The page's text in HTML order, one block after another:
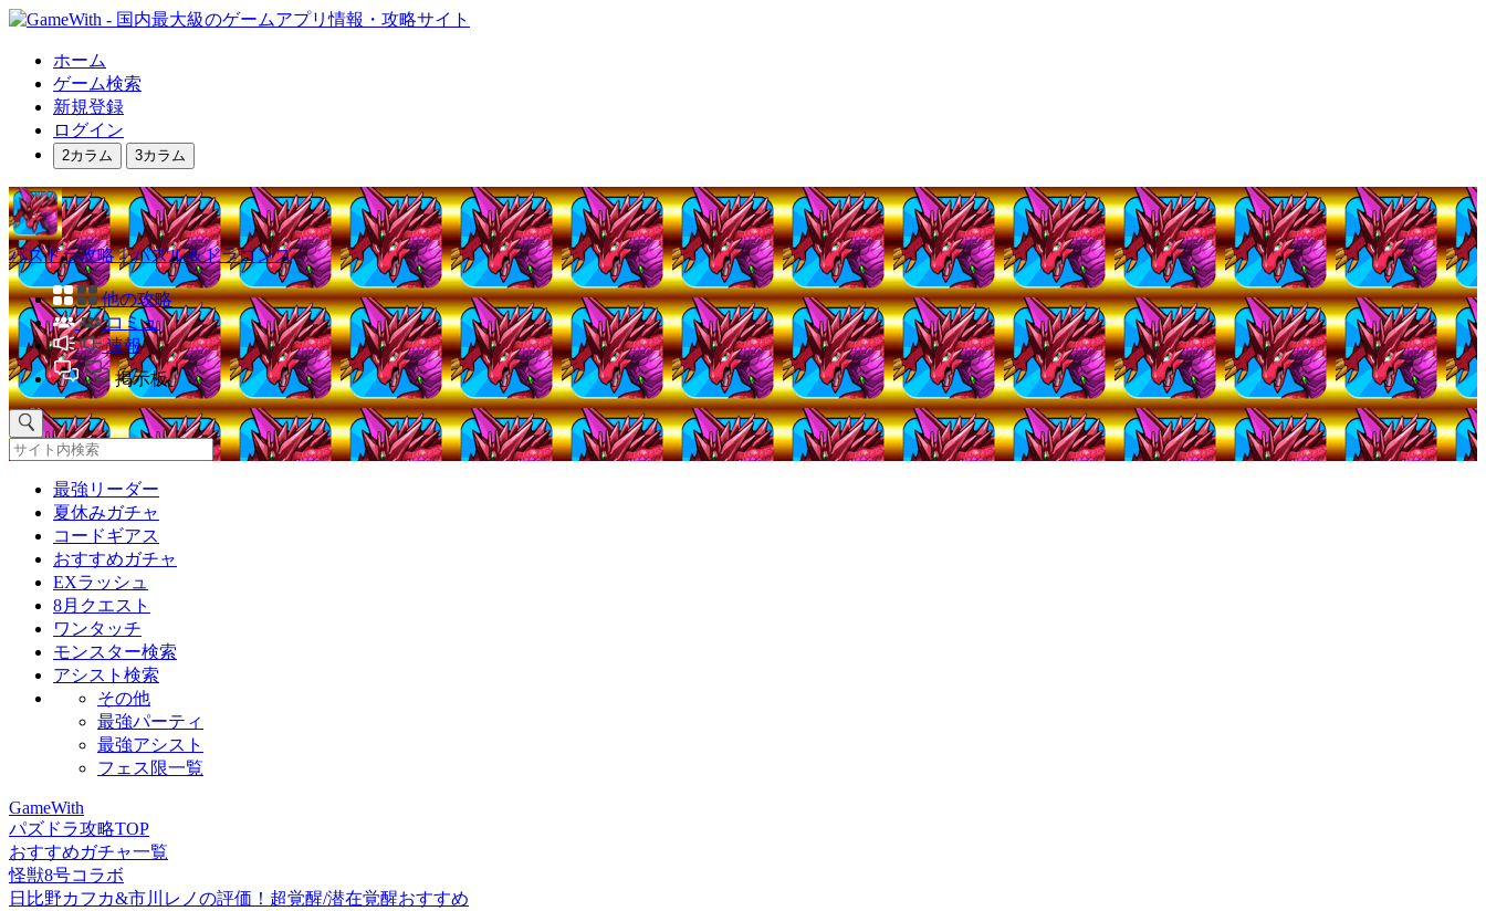
ホーム
ゲーム検索
新規登録
ログイン
2カラム 3カラム
パズドラ攻略｜パズル＆ドラゴンズ
他の攻略
コミュ
速報
掲示板
最強リーダー
夏休みガチャ
コードギアス
おすすめガチャ
EXラッシュ
8月クエスト
ワンタッチ
モンスター検索
アシスト検索
その他
最強パーティ
最強アシスト
フェス限一覧
GameWith
パズドラ攻略TOP
おすすめガチャ一覧
怪獣8号コラボ
日比野カフカ&市川レノの評価！超覚醒/潜在覚醒おすすめ